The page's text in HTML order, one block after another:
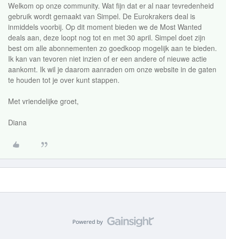
Welkom op onze community. Wat fijn dat er al naar tevredenheid
gebruik wordt gemaakt van Simpel. De Eurokrakers deal is
inmiddels voorbij. Op dit moment bieden we de Most Wanted
deals aan, deze loopt nog tot en met 30 april. Simpel doet zijn
best om alle abonnementen zo goedkoop mogelijk aan te bieden.
Ik kan van tevoren niet inzien of er een andere of nieuwe actie
aankomt. Ik wil je daarom aanraden om onze website in de gaten
te houden tot je over kunt stappen.
Met vriendelijke groet,
Diana